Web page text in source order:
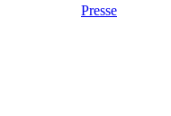
Presse